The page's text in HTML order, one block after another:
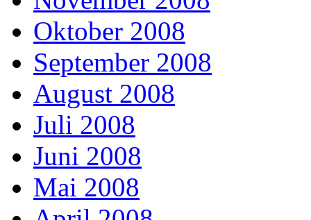
Oktober 2008
September 2008
August 2008
Juli 2008
Juni 2008
Mai 2008